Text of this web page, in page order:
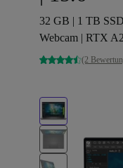
32 GB | 1 TB
Webcam | RTX
(2